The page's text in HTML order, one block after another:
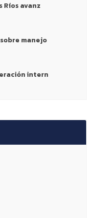
Ríos avanz
manejo
intern